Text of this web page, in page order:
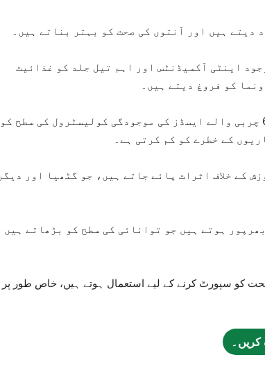
دیتے ہیں اور آنتوں کی صحت کو بہتر بناتے ہیں۔
اینٹی آکسیڈنٹس اور اہم تیل جلد کو غذائیت
کو فروغ دیتے ہیں۔
اومیگا-3 اور اومیگا-6 چربی والے ایسڈز کی موجودگی کولیسٹرول کی سطح کو
کے خطرے کو کم کرتی ہے۔
کے خلاف اثرات پائے جاتے ہیں، جو گٹھیا اور دیگر
ہوتے ہیں جو توانائی کی سطح کو بڑھاتے ہیں
کو سپورٹ کرنے کے لیے استعمال ہوتے ہیں، خاص طور پر
کریں۔